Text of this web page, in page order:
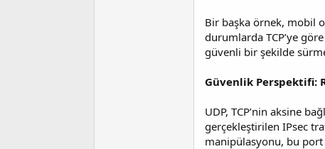
Bir başka örnek, mobil
durumlarda TCP’ye
güvenli bir şekilde
Güvenlik Perspektifi:
UDP, TCP’nin aksine
gerçekleştirilen IPsec
manipülasyonu, bu